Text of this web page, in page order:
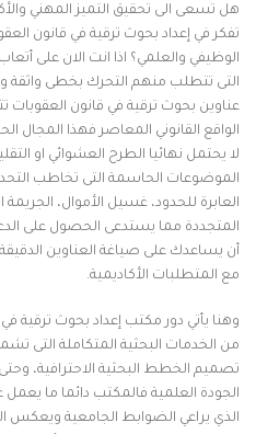
هل تسعى الى تحقيق التميز المهني
تفكر في إعداد بحوث ترقية في قانون
الوظيفي والعلمي؟ اذا انت الان على
التى تتطلب منهم التحرك بخطى واثقة
عناوين بحوث ترقية في قانون العقوبات
الواقع القانوني المعاصر فهذا
لا يحتمل نهائيا الطرح العشوائي او
الموضوعات الحاسمة التى تخاطب
العابرة للحدود، غسيل الأموال،
المتجددة مما يستدعى الحصول على
أن يساعدك على صياغة العناوين
مع المتطلبات الأكاديمية.
وهنا يأتي دور مكتب إعداد بحوث ترقية
من الخدمات البحثية المتكاملة التى
تصميم الخطط البحثية الاحترافية،
الجودة العلمية فالمكتب دائما ما يعمل
الذي يراعي الضوابط الجامعية ويعكس